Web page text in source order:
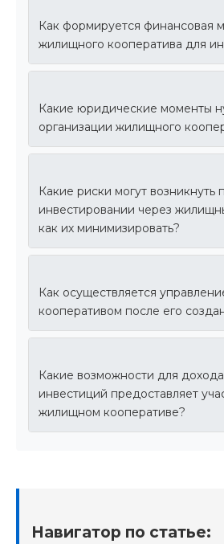
Как формируется финансовая
жилищного кооператива для
Какие юридические моменты
организации жилищного
Какие риски могут возникнуть
инвестировании через
как их минимизировать?
Как осуществляется
кооперативом после его
Какие возможности для
инвестиций предоставляет
жилищном кооперативе?
Навигатор по статье: